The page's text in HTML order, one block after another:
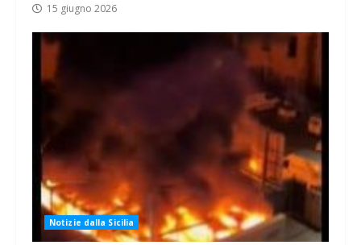
15 giugno 2026
Notizie dalla Sicilia